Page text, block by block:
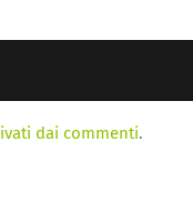
dai commenti.